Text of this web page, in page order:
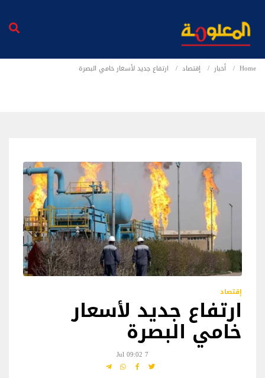
Home أخبار إقتصاد ارتفاع جديد لأسعار خامي البصرة
إقتصاد
ارتفاع جديد لأسعار
خامي البصرة
7 Jul 09:02